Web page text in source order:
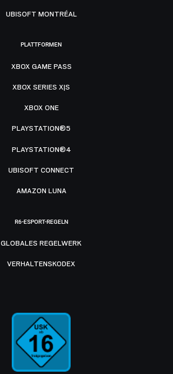
UBISOFT MONTRÉAL
PLATTFORMEN
XBOX GAME PASS
XBOX SERIES X|S
XBOX ONE
PLAYSTATION®5
PLAYSTATION®4
UBISOFT CONNECT
AMAZON LUNA
R6-ESPORT-REGELN
GLOBALES REGELWERK
VERHALTENSKODEX